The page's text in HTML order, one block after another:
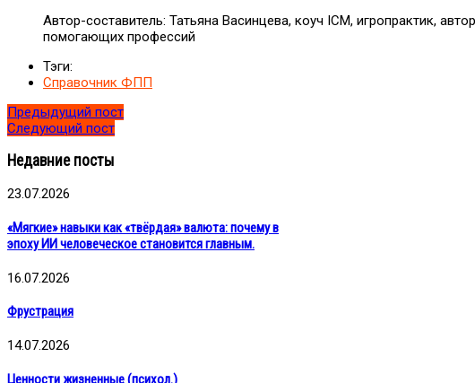
Автор-составитель: Татьяна Васинцева, коуч ICM, игропрактик,
помогающих профессий
Тэги:
Справочник ФПП
Предыдущий пост
Следующий пост
Недавние посты
23.07.2026
«Мягкие» навыки как «твёрдая» валюта: почему в
эпоху ИИ человеческое становится главным.
16.07.2026
Фрустрация
14.07.2026
Ценности жизненные (психол.)